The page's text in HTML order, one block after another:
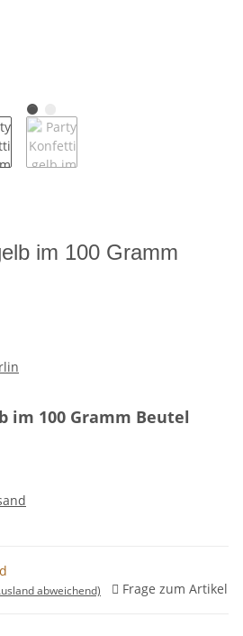
im 100 Gramm
im 100 Gramm Beutel
abweichend) Frage zum Artikel